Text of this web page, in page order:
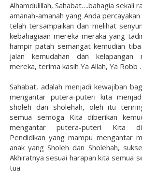
Alhamdulillah, Sahabat….bahagia sekali
amanah-amanah yang Anda
telah tersampaikan dan melihat
kebahagiaan mereka-meraka yang
hampir patah semangat kemudian
jalan kemudahan dan kelapangan
mereka, terima kasih Ya Allah, Ya Robb .
Sahabat, adalah menjadi kewajiban
mengantar putera-puteri kita
sholeh dan sholehah, oleh itu
semua semoga Kita diberikan
mengantar putera-puteri Kita
Pendidikan yang mampu mengantar
anak yang Sholeh dan Sholehah,
Akhiratnya sesuai harapan kita semua
tua.